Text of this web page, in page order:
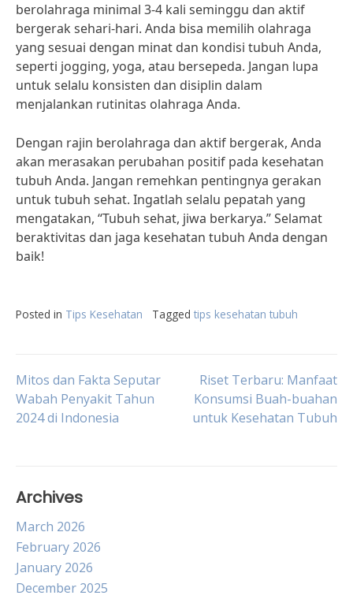
berolahraga minimal 3-4 kali seminggu dan aktif
bergerak sehari-hari. Anda bisa memilih olahraga
yang sesuai dengan minat dan kondisi tubuh Anda,
seperti jogging, yoga, atau bersepeda. Jangan lupa
untuk selalu konsisten dan disiplin dalam
menjalankan rutinitas olahraga Anda.
Dengan rajin berolahraga dan aktif bergerak, Anda
akan merasakan perubahan positif pada kesehatan
tubuh Anda. Jangan remehkan pentingnya gerakan
untuk tubuh sehat. Ingatlah selalu pepatah yang
mengatakan, “Tubuh sehat, jiwa berkarya.” Selamat
beraktivitas dan jaga kesehatan tubuh Anda dengan
baik!
Posted in Tips Kesehatan Tagged tips kesehatan tubuh
Post
navigation
Mitos dan Fakta Seputar
Wabah Penyakit Tahun
2024 di Indonesia
Riset Terbaru: Manfaat
Konsumsi Buah-buahan
untuk Kesehatan Tubuh
Archives
March 2026
February 2026
January 2026
December 2025